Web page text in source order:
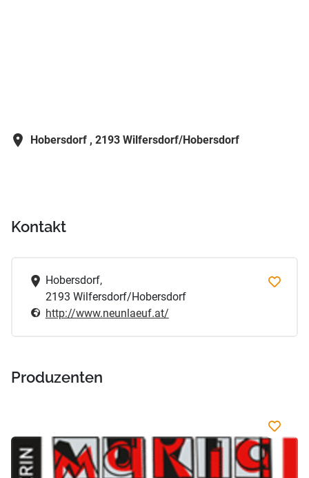
Hobersdorf , 2193 Wilfersdorf/Hobersdorf
Kontakt
Hobersdorf,
2193 Wilfersdorf/Hobersdorf
http://www.neunlaeuf.at/
Produzenten